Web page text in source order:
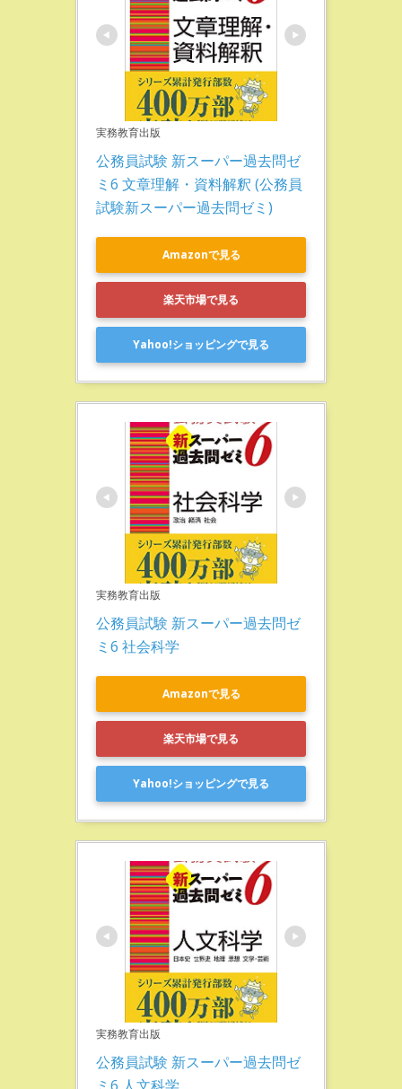
実務教育出版
公務員試験 新スーパー過去問ゼ
ミ6 文章理解・資料解釈 (公務員
試験新スーパー過去問ゼミ)
Amazonで見る
楽天市場で見る
Yahoo!ショッピングで見る
実務教育出版
公務員試験 新スーパー過去問ゼ
ミ6 社会科学
Amazonで見る
楽天市場で見る
Yahoo!ショッピングで見る
実務教育出版
公務員試験 新スーパー過去問ゼ